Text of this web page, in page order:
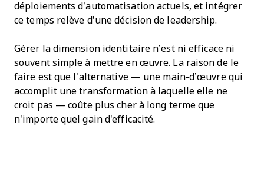
déploiements d’automatisation actuels, et intégrer
ce temps relève d’une décision de leadership.
Gérer la dimension identitaire n’est ni efficace ni
souvent simple à mettre en œuvre. La raison de le
faire est que l’alternative — une main-d’œuvre qui
accomplit une transformation à laquelle elle ne
croit pas — coûte plus cher à long terme que
n'importe quel gain d'efficacité.